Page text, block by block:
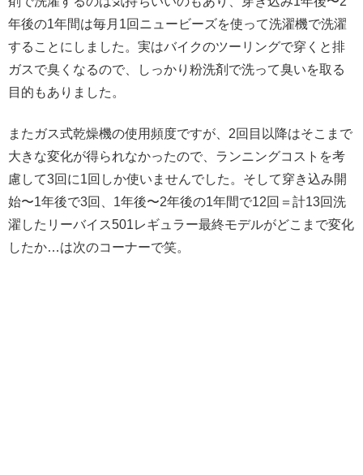
年後の1年間は毎月1回ニュービーズを使って洗濯機で洗濯
することにしました。実はバイクのツーリングで穿くと排
ガスで臭くなるので、しっかり粉洗剤で洗って臭いを取る
目的もありました。
またガス式乾燥機の使用頻度ですが、2回目以降はそこまで
大きな変化が得られなかったので、ランニングコストを考
慮して3回に1回しか使いませんでした。そして穿き込み開
始〜1年後で3回、1年後〜2年後の1年間で12回＝計13回洗
濯したリーバイス501レギュラー最終モデルがどこまで変化
したか…は次のコーナーで笑。